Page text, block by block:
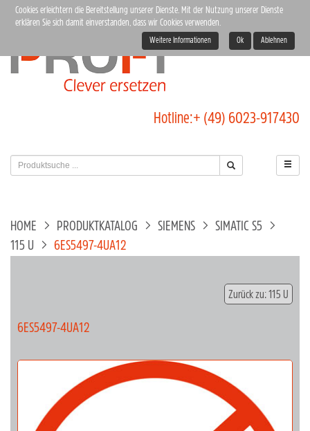
Hotline:+ (49) 6023-917430
HOME PRODUKTKATALOG SIEMENS
SIMATIC S5
115 U
6ES5497-4UA12
Zurück zu: 115 U
6ES5497-4UA12
Cookies erleichtern die Bereitstellung unserer Dienste. Mit der Nutzung unserer Dienste
erklären Sie sich damit einverstanden, dass wir Cookies verwenden.
Weitere Informationen Ok Ablehnen